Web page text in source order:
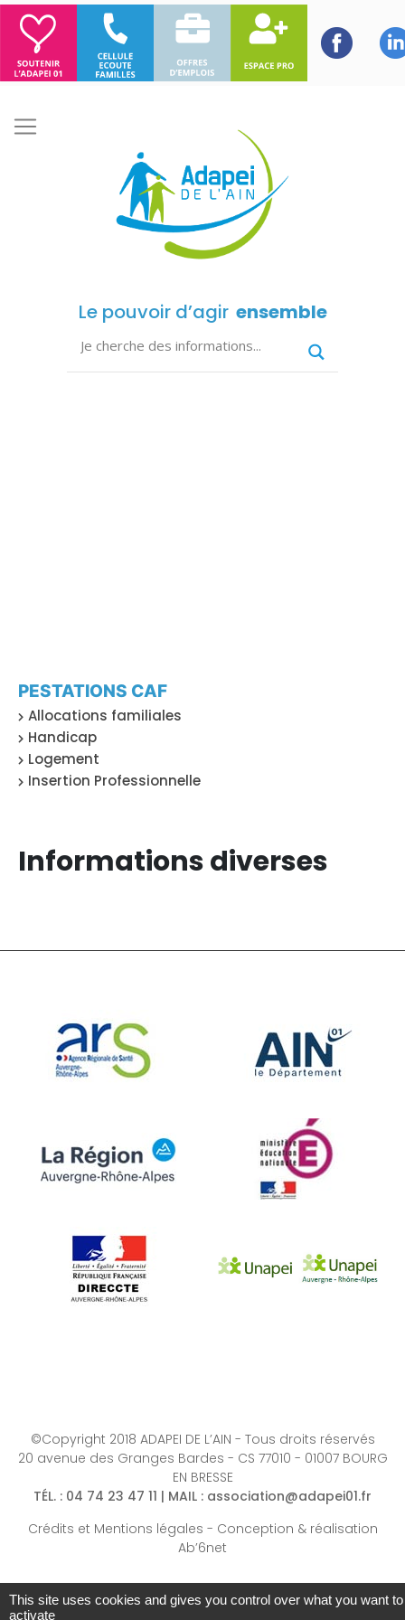
Le pouvoir d’agir ensemble
PESTATIONS CAF
Allocations familiales
Handicap
Logement
Insertion Professionnelle
Informations diverses
©Copyright 2018 ADAPEI DE L’AIN - Tous droits réservés
20 avenue des Granges Bardes - CS 77010 - 01007 BOURG
EN BRESSE
TÉL. : 04 74 23 47 11 | MAIL : association@adapei01.fr
Crédits et Mentions légales - Conception & réalisation
Ab’6net
This site uses cookies and gives you control over what you want to
activate